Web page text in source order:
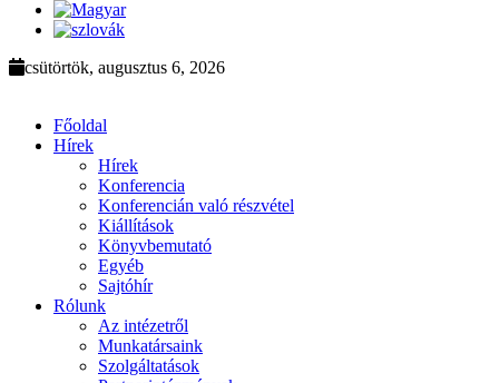
csütörtök, augusztus 6, 2026
Főoldal
Hírek
Hírek
Konferencia
Konferencián való részvétel
Kiállítások
Könyvbemutató
Egyéb
Sajtóhír
Rólunk
Az intézetről
Munkatársaink
Szolgáltatások